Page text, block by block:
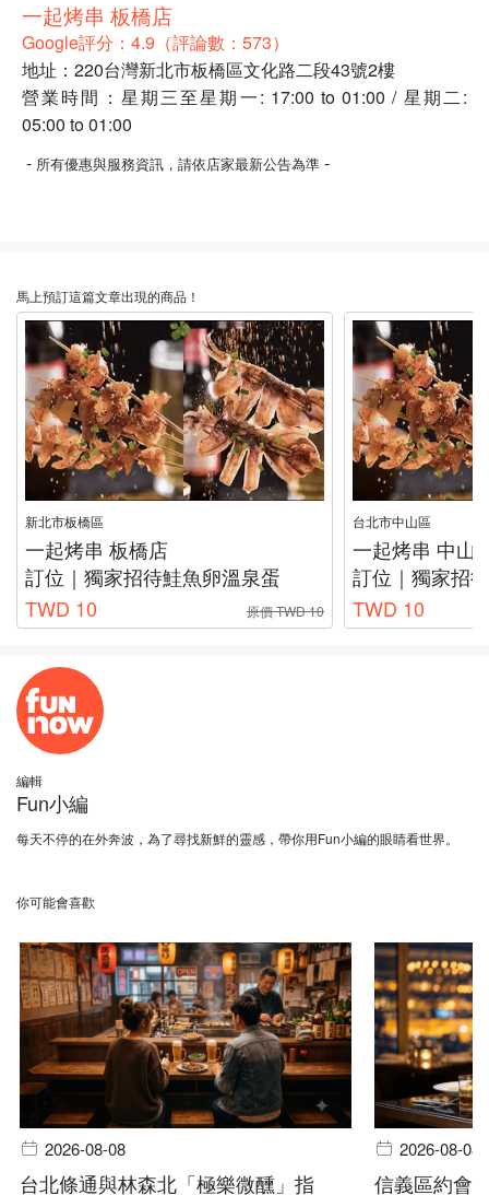
一起烤串 板橋店
Google評分：4.9（評論數：573）
地址：220台灣新北市板橋區文化路二段43號2樓
營業時間：星期三至星期一: 17:00 to 01:00 / 星期二:
05:00 to 01:00
- 所有優惠與服務資訊，請依店家最新公告為準 -
馬上預訂這篇文章出現的商品！
新北市板橋區
一起烤串 板橋店
訂位｜獨家招待鮭魚卵溫泉蛋
原價 TWD 10
TWD 10
台北市中山區
一起烤串 中山
訂位｜獨家招
TWD 10
編輯
Fun小編
每天不停的在外奔波，為了尋找新鮮的靈感，帶你用Fun小編的眼睛看世界。
你可能會喜歡
2026-08-08
台北條通與林森北「極樂微醺」指
2026-08-08
信義區約會